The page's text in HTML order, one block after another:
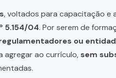
, voltados para capacitação e
5.154/04. Por serem de
ou
agregar ao currículo, sem